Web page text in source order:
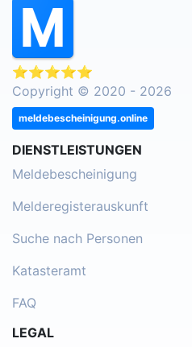
⭐⭐⭐⭐⭐
Copyright © 2020 - 2026
meldebescheinigung.online
DIENSTLEISTUNGEN
Meldebescheinigung
Melderegisterauskunft
Suche nach Personen
Katasteramt
FAQ
LEGAL